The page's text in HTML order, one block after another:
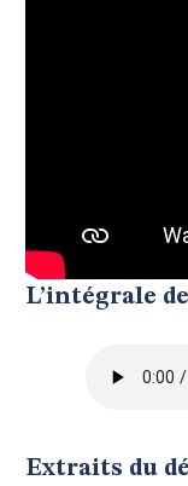
L’intégrale
Extraits du